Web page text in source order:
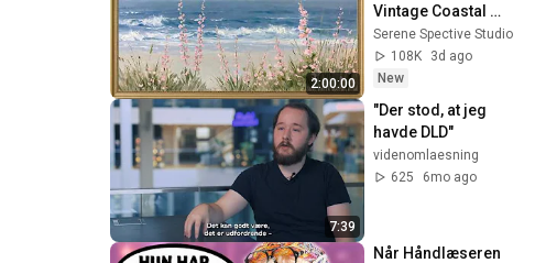
2:00:00
Vintage Coastal
Seascape Oil
Painting | 4K
Ambient TV
Serene Spective Studio
108K
3d ago
New
7:39
"Der stod, at jeg
havde DLD"
videnomlaesning
625
6mo ago
Når Håndlæseren